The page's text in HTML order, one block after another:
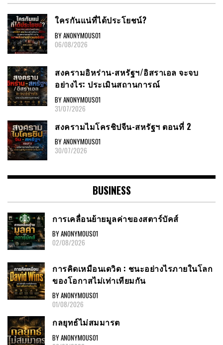
ใครกันแน่ที่ได้ประโยชน์?
BY ANONYMOUS01
06/08/2026
สงครามอิหร่าน-สหรัฐฯ/อิสราเอล จะจบ
อย่างไร: ประเมินสถานการณ์
BY ANONYMOUS01
31/07/2026
สงครามไมโครชิปจีน-สหรัฐฯ ตอนที่ 2
BY ANONYMOUS01
30/07/2026
BUSINESS
การเคลื่อนย้ายมูลค่าของสตาร์บัคส์
BY ANONYMOUS01
02/08/2026
การคิดเหมือนเดวิด : ชนะอย่างไรภายในโลก
ของโอกาสไม่เท่าเทียมกัน
BY ANONYMOUS01
01/08/2026
กลยุทธ์ไม่สมมารต
BY ANONYMOUS01